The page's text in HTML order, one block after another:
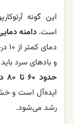
این گونه
است.دامنه دمایی بهینه ۲۰ تا ۳۰
و بادهای سرد
حدود ۶۰ تا ۸۰ درصد
ایده‌آل است و
رشد می‌شود.